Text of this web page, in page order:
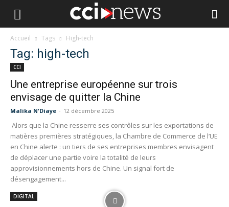
Accueil Tags High-tech
Tag: high-tech
CCI
Une entreprise européenne sur trois
envisage de quitter la Chine
Malika N'Diaye - 12 décembre 2025
Alors que la Chine resserre ses contrôles sur les exportations de
matières premières stratégiques, la Chambre de Commerce de l’UE
en Chine alerte : un tiers de ses entreprises membres envisagent
de déplacer une partie voire la totalité de leurs
approvisionnements hors de Chine. Un signal fort de
désengagement...
DIGITAL